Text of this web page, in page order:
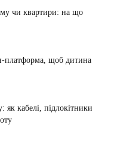
чи квартири: на що
платформа, щоб дитина
як кабелі, підлокітники